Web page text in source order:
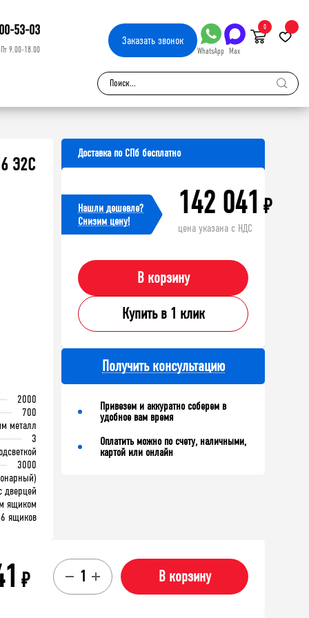
53-03
9.00-18.00
Заказатьзвонок
WhatsApp Max
0
Э2С
Верстакофф
2000
700
металл
3
3000
дверцей
ящиком
6 ящиков
Доставка по СПб бесплатно
Нашли дешевле?
Cнизим цену!
142 041 ₽
цена указана с НДС
В корзину
Купить в 1 клик
Получить консультацию
Привезем и аккуратно соберем в
удобное вам время
Оплатить можно по счету, наличными,
картой или онлайн
₽ В корзину